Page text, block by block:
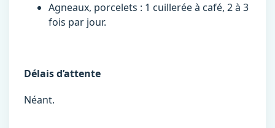
Agneaux, porcelets : 1 cuillerée à café, 2 à 3
fois par jour.
Délais d’attente
Néant.